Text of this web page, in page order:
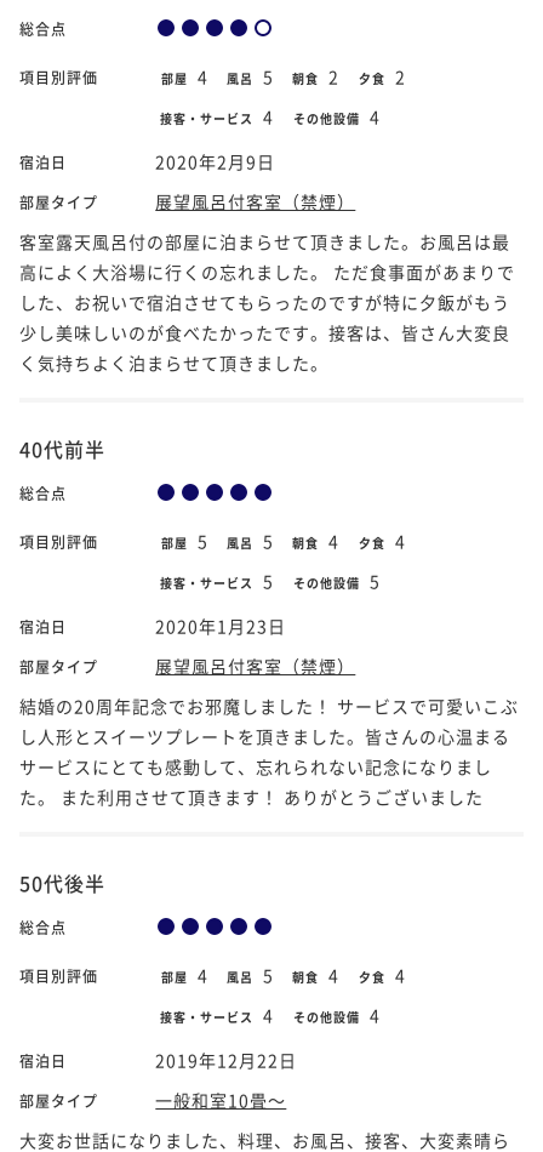
総合点
項目別評価 部屋 4 風呂 5 朝食 2 夕食 2
接客・サービス 4 その他設備 4
宿泊日 2020年2月9日
部屋タイプ
展望風呂付客室（禁煙）
客室露天風呂付の部屋に泊まらせて頂きました。お風呂は最
高によく大浴場に行くの忘れました。 ただ食事面があまりで
した、お祝いで宿泊させてもらったのですが特に夕飯がもう
少し美味しいのが食べたかったです。接客は、皆さん大変良
く気持ちよく泊まらせて頂きました。
40代前半
総合点
項目別評価 部屋 5 風呂 5 朝食 4 夕食 4
接客・サービス 5 その他設備 5
宿泊日 2020年1月23日
部屋タイプ
展望風呂付客室（禁煙）
結婚の20周年記念でお邪魔しました！ サービスで可愛いこぶ
し人形とスイーツプレートを頂きました。皆さんの心温まる
サービスにとても感動して、忘れられない記念になりまし
た。 また利用させて頂きます！ ありがとうございました
50代後半
総合点
項目別評価 部屋 4 風呂 5 朝食 4 夕食 4
接客・サービス 4 その他設備 4
宿泊日 2019年12月22日
部屋タイプ
一般和室10畳～
大変お世話になりました、料理、お風呂、接客、大変素晴ら